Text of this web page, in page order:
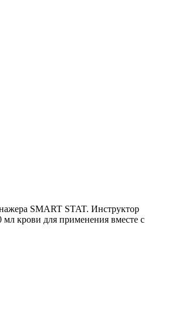
SMART STAT. Инструктор
крови для применения вместе с